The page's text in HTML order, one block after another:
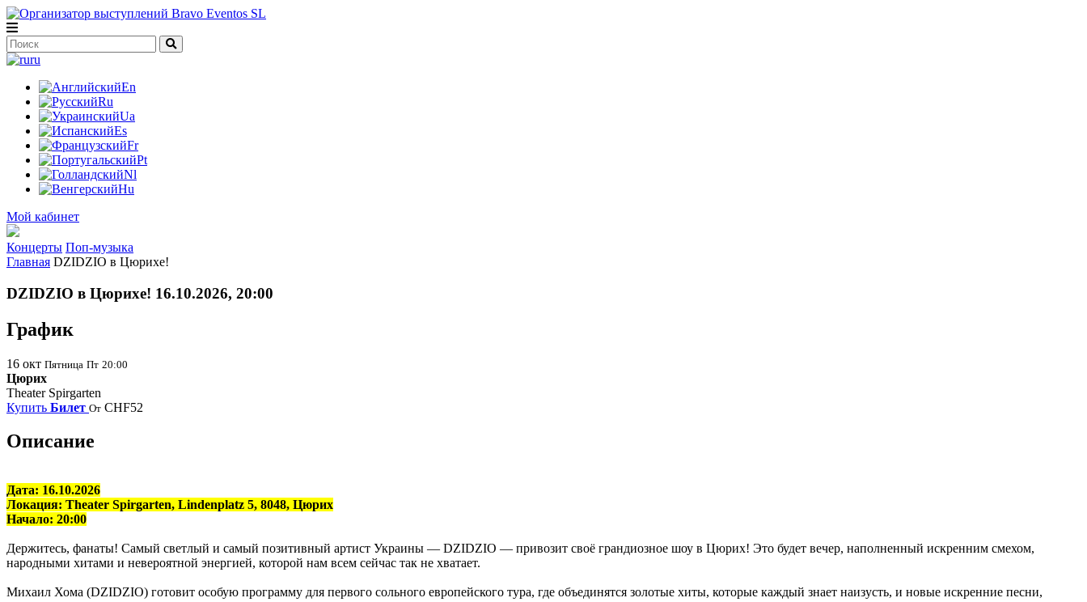
ru
En
Ru
Ua
Es
Fr
Pt
Nl
Hu
Мой кабинет
Концерты Поп-музыка
Главная DZIDZIO в Цюрихе!
DZIDZIO в Цюрихе! 16.10.2026, 20:00
График
16 окт Пятница Пт 20:00
Цюрих
Theater Spirgarten
Купить Билет От CHF52
Описание
Дата: 16.10.2026
Локация: Theater Spirgarten, Lindenplatz 5, 8048, Цюрих
Начало: 20:00
Держитесь, фанаты! Самый светлый и самый позитивный артист Украины — DZIDZIO — привозит своё грандиозное шоу в Цюрих! Это будет вечер, наполненный искренним смехом,
народными хитами и невероятной энергией, которой нам всем сейчас так не хватает.
Михаил Хома (DZIDZIO) готовит особую программу для первого сольного европейского тура, где объединятся золотые хиты, которые каждый знает наизусть, и новые искренние песни,